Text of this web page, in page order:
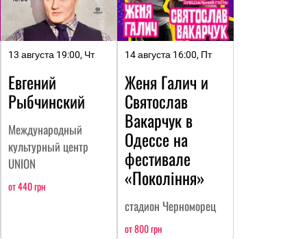
13 августа 19:00, Чт
Евгений
Рыбчинский
Международный
культурный центр
UNION
от 440 грн
14 августа 16:00, Пт
Женя Галич и
Святослав
Вакарчук в
Одессе на
фестивале
«Покоління»
стадион Черноморец
от 800 грн